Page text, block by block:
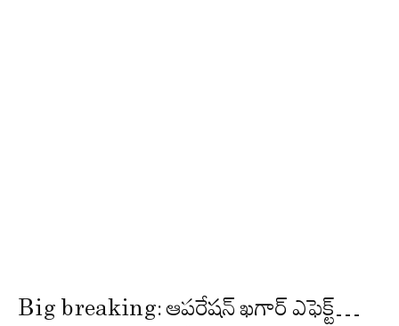
Big breaking: ఆప‌రేష‌న్ ఖ‌గార్ ఎఫెక్ట్‌…